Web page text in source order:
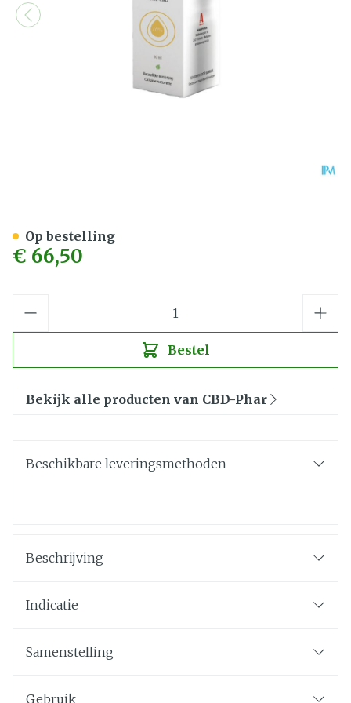
€ 66,50
Bestel
Op bestelling
Bekijk alle producten van CBD-Phar
Beschikbare leveringsmethoden
Beschrijving
Indicatie
Samenstelling
Gebruik